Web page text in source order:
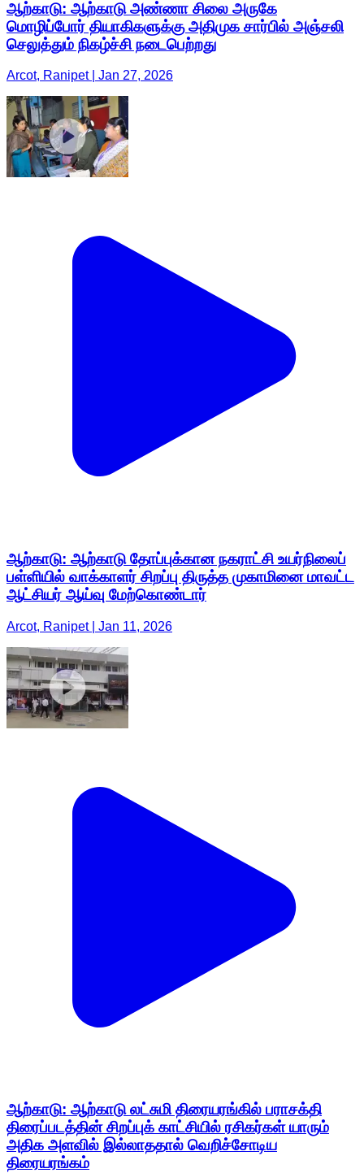
ஆற்காடு: ஆற்காடு அண்ணா சிலை அருகே
மொழிப்போர் தியாகிகளுக்கு அதிமுக சார்பில் அஞ்சலி
செலுத்தும் நிகழ்ச்சி நடைபெற்றது
Arcot, Ranipet | Jan 27, 2026
ஆற்காடு: ஆற்காடு தோப்புக்கான நகராட்சி உயர்நிலைப்
பள்ளியில் வாக்காளர் சிறப்பு திருத்த முகாமினை மாவட்ட
ஆட்சியர் ஆய்வு மேற்கொண்டார்
Arcot, Ranipet | Jan 11, 2026
ஆற்காடு: ஆற்காடு லட்சுமி திரையரங்கில் பராசக்தி
திரைப்படத்தின் சிறப்புக் காட்சியில் ரசிகர்கள் யாரும்
அதிக அளவில் இல்லாததால் வெறிச்சோடிய
திரையரங்கம்